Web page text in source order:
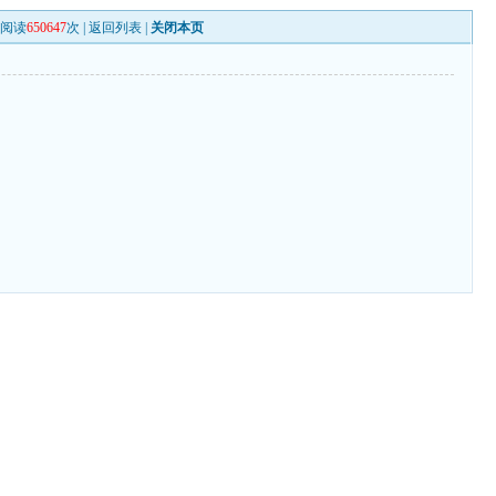
阅读650647次 |返回列表 关闭本页